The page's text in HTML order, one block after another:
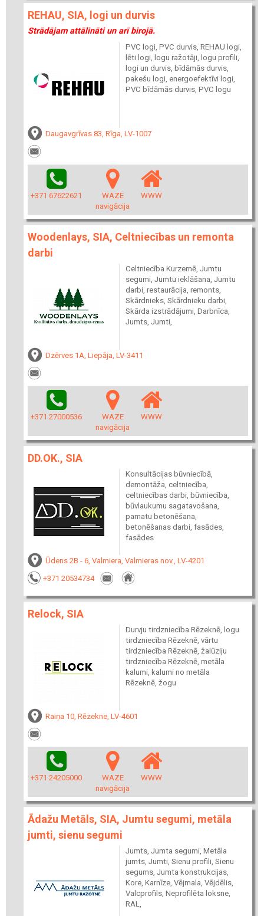
REHAU, SIA, logi un durvis
Strādājam attālināti un arī birojā.
PVC logi, PVC durvis, REHAU logi,
lēti logi, logu ražotāji, logu profili,
logi un durvis, bīdāmās durvis,
pakešu logi, energoefektīvi logi,
PVC bīdāmās durvis, PVC logu
Daugavgrīvas 83, Rīga, LV-1007
+371 67622621
WAZE
navigācija
WWW
Woodenlays, SIA, Celtniecības un remonta
darbi
Celtniecība Kurzemē, Jumtu
segumi, Jumtu ieklāšana, Jumtu
darbi, restaurācija, remonts,
Skārdnieks, Skārdnieku darbi,
Skārda izstrādājumi, Darbnīca,
Jumts, Jumti,
Dzērves 1A, Liepāja, LV-3411
+371 27000536
WAZE
navigācija
WWW
DD.OK., SIA
Konsultācijas būvniecībā,
demontāža, celtniecība,
celtniecības darbi, būvniecība,
būvlaukumu sagatavošana,
pamatu betonēšana,
betonēšanas darbi, fasādes,
fasādes
Ūdens 2B - 6, Valmiera, Valmieras nov., LV-4201
+371 20534734
Relock, SIA
Durvju tirdzniecība Rēzeknē, logu
tirdzniecība Rēzeknē, vārtu
tirdzniecība Rēzeknē, žalūziju
tirdzniecība Rēzeknē, metāla
kalumi, kalumi no metāla
Rēzeknē, žogu
Raiņa 10, Rēzekne, LV-4601
+371 24205000
WAZE
navigācija
WWW
Ādažu Metāls, SIA, Jumtu segumi, metāla
jumti, sienu segumi
Jumts, Jumta segumi, Metāla
jumts, Jumti, Sienu profili, Sienu
segums, Jumta konstrukcijas,
Kore, Karnīze, Vējmala, Vējdēlis,
Valcprofils, Neprofilēta loksne,
RAL,